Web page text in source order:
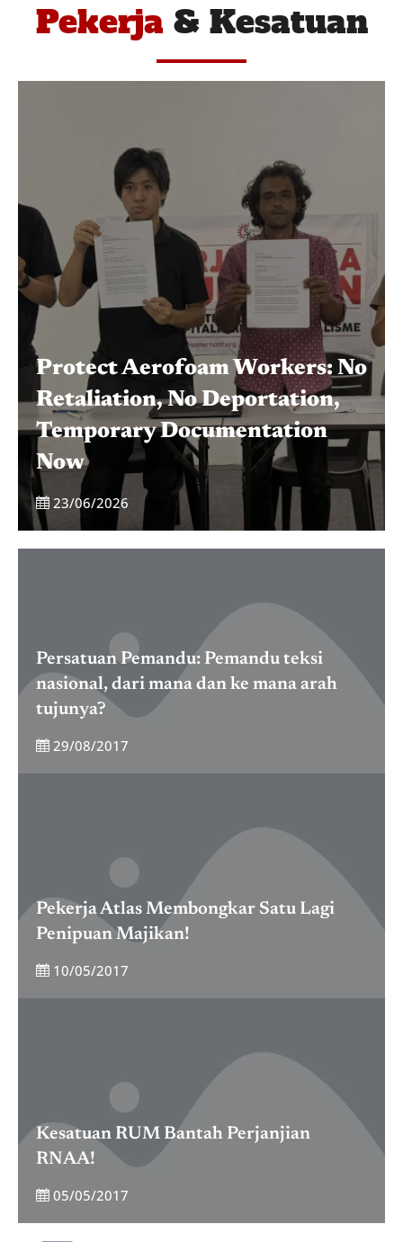
Pekerja & Kesatuan
Protect Aerofoam Workers: No
Retaliation, No Deportation,
Temporary Documentation
Now
23/06/2026
Persatuan Pemandu: Pemandu teksi
nasional, dari mana dan ke mana arah
tujunya?
29/08/2017
Pekerja Atlas Membongkar Satu Lagi
Penipuan Majikan!
10/05/2017
Kesatuan RUM Bantah Perjanjian
RNAA!
05/05/2017